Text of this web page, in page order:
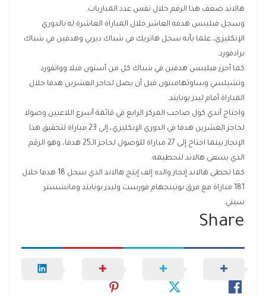
هالاند ضعف هذا الرقم خلال نفس عدد المباريات.
وسجل فيليبس هدفه العاشر خلال المباراة العاشرة له بالدوري
الإنكليزي، علما بأنه سجل هاتريك في شباك ديربي وهدفين في شباك
برادفورد.
كما أحرز فيليبس هدفين في شباك كل من أستون فيلا وواتفورد
وتشيلسي وساوثهامبتون قبل أن يصل لحاجز العشرين هدفا خلال
المباراة أمام ليدز يونايتد.
واحتاج أندي كول صاحب المركز الرابع في قائمة أسرع اللاعبين وصولا
لحاجز العشرين هدفا في الدوري الإنكليزي، إلى 23 مباراة لتحقيق هذا
الإنجاز بينما احتاج إلى 27 مباراة للوصول لحاجز الـ25 هدفا، وهو الرقم
الذي يسعى هالاند لتحطيمه.
كما تخطى هالاند إنجاز والده إلف إينج هالاند الذي سجل 18 هدفا خلال
181 مباراة مع فرق نوتينجهام فورست وليدز يونايتد ومانشستر
سيتي.
Share